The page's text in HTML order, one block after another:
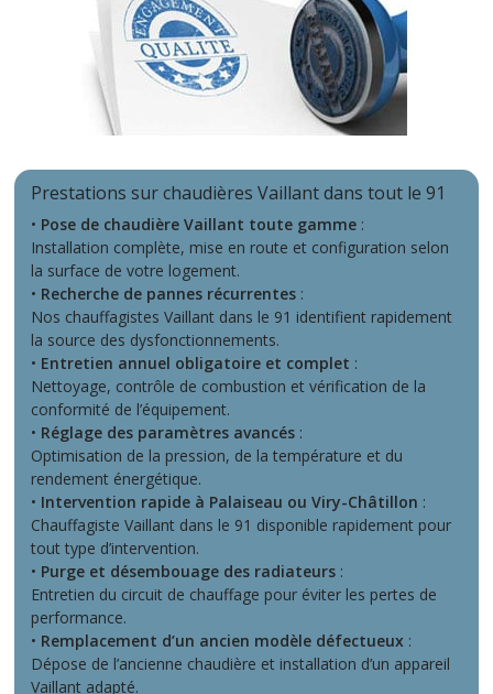
Prestations sur chaudières Vaillant dans tout le 91
• Pose de chaudière Vaillant toute gamme :
Installation complète, mise en route et configuration selon
la surface de votre logement.
• Recherche de pannes récurrentes :
Nos chauffagistes Vaillant dans le 91 identifient rapidement
la source des dysfonctionnements.
• Entretien annuel obligatoire et complet :
Nettoyage, contrôle de combustion et vérification de la
conformité de l’équipement.
• Réglage des paramètres avancés :
Optimisation de la pression, de la température et du
rendement énergétique.
• Intervention rapide à Palaiseau ou Viry-Châtillon :
Chauffagiste Vaillant dans le 91 disponible rapidement pour
tout type d’intervention.
• Purge et désembouage des radiateurs :
Entretien du circuit de chauffage pour éviter les pertes de
performance.
• Remplacement d’un ancien modèle défectueux :
Dépose de l’ancienne chaudière et installation d’un appareil
Vaillant adapté.